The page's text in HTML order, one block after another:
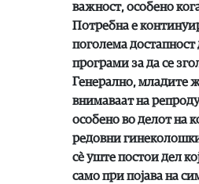
важност, особено
Потребна е
поголема достапност
програми за да се
Генерално, младите
внимаваат на
особено во делот на
редовни
сè уште постои дел
само при појава на